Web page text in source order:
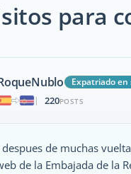
para
Expatriado en
|
220POSTS
de muchas
de la Embajada de la